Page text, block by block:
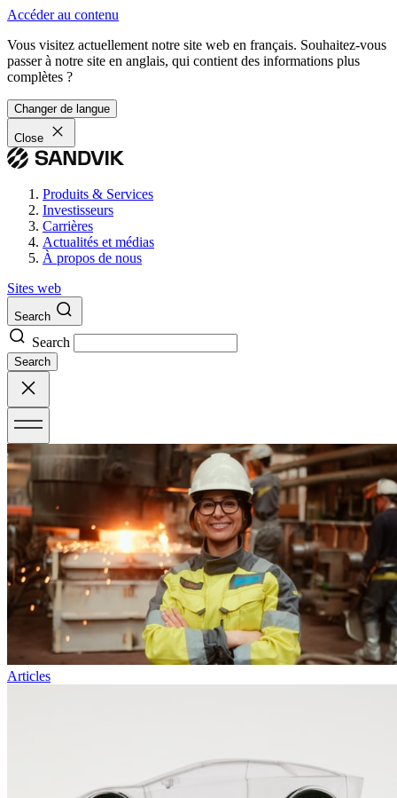
Accéder au contenu
Vous visitez actuellement notre site web en français. Souhaitez-vous
passer à notre site en anglais, qui contient des informations plus
complètes ?
Changer de langue
Close
Produits & Services
Investisseurs
Carrières
Actualités et médias
À propos de nous
Sites web
Search
Search
Search
Articles